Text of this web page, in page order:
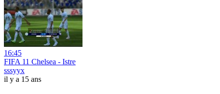
16:45
FIFA 11 Chelsea - Istre
sssyyx
il y a 15 ans